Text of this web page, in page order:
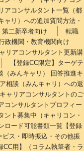
アコンサルタント一覧（都
ャリ）への追加質問方法・
第二新卒者向け
転職
政機関・教育機関向け
リアコンサルタント更新講
【登録CC限定】ターゲテ
（みんキャリ） 回答推進キ
相談（みんキャリ）への返
キャリアコンサルタントのご
コンサルタントプロフィー
ント募集中（キャリコン・
ロード可能書類一覧【登録
ス・即時振込・その他振
CC用】（コラム執筆者・ラ